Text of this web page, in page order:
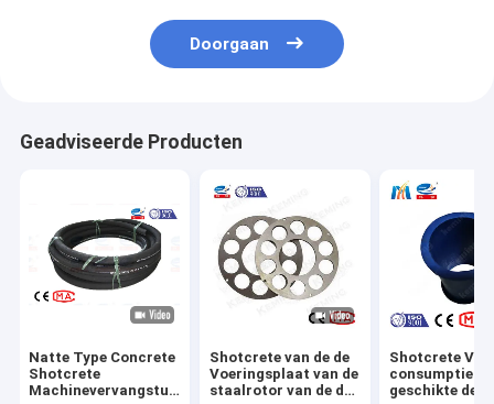
Doorgaan
Geadviseerde Producten
Natte Type Concrete
Shotcrete
Machinevervangstukken
Shotcrete van de de
Voeringsplaat van de
staalrotor van de de
Shotcrete
consumptie
geschikte de